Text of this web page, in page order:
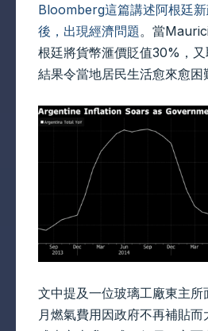
Bloomberg這篇講述阿根廷
後，出現經濟問題 。當
根廷將貨幣滙價貶值30%，又
結果令當地居民生活愈來愈困
文中提及一位玻璃工廠東主
月燃氣費用因政府不再補貼